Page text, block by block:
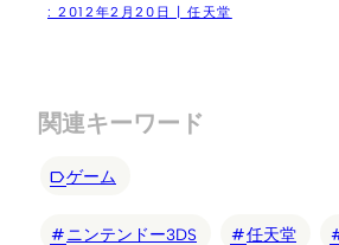
: 2012年2月20日 | 任天堂
関連キーワード
ゲーム
ニンテンドー3DS 任天堂